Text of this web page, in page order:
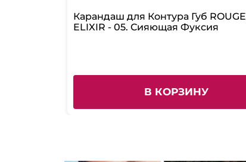
Карандаш для Контура Губ ROUGE
ELIXIR - 05. Сияющая Фуксия
В КОРЗИНУ